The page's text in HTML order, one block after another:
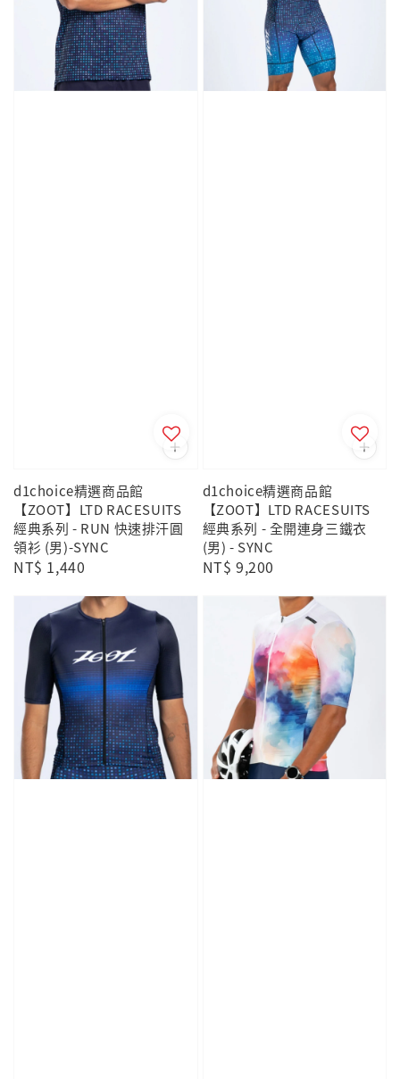
d1choice精選商品館
【ZOOT】LTD RACESUITS
經典系列 - RUN 快速排汗圓
領衫 (男)-SYNC
Regular
NT$ 1,440
d1choice精選商品館
【ZOOT】LTD RACESUITS
經典系列 - 全開連身三鐵衣
(男) - SYNC
Regular
NT$ 9,200